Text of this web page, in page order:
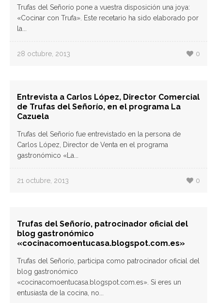
Trufas del Señorío pone a vuestra disposición una joya:
«Cocinar con Trufa». Este recetario ha sido elaborado por
la...
28 octubre, 2013 0
Entrevista a Carlos López, Director Comercial
de Trufas del Señorío, en el programa La
Cazuela
Trufas del Señorío fue entrevistado en la persona de
Carlos López, Director de Venta en el programa
gastronómico «La...
21 octubre, 2013 0
Trufas del Señorío, patrocinador oficial del
blog gastronómico
«cocinacomoentucasa.blogspot.com.es»
Trufas del Señorío, participa como patrocinador oficial del
blog gastronómico
«cocinacomoentucasa.blogspot.com.es». Si eres un
entusiasta de la cocina, no...